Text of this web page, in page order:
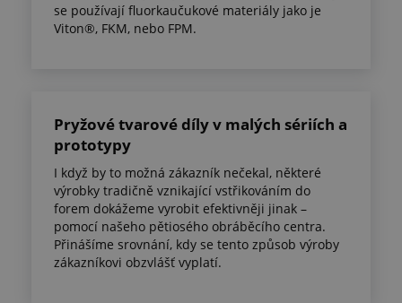
se používají fluorkaučukové materiály jako je
Viton®, FKM, nebo FPM.
Pryžové tvarové díly v malých sériích a
prototypy
I když by to možná zákazník nečekal, některé
výrobky tradičně vznikající vstřikováním do
forem dokážeme vyrobit efektivněji jinak –
pomocí našeho pětiosého obráběcího centra.
Přinášíme srovnání, kdy se tento způsob výroby
zákazníkovi obzvlášť vyplatí.